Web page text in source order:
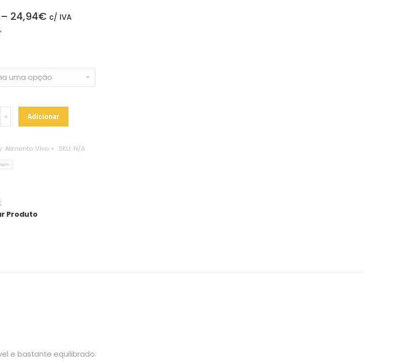
– 24,94€ c/ IVA
Adicionar
Alimento Vivo SKU: N/A
Produto
e bastante equilibrado: